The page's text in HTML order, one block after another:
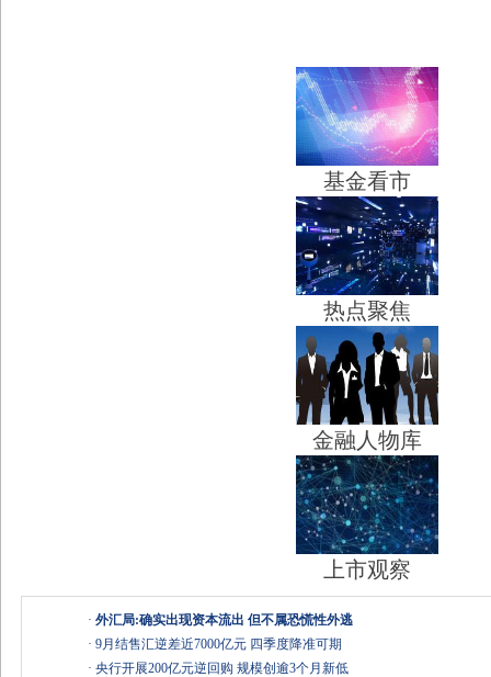
基金看市
热点聚焦
金融人物库
上市观察
· 外汇局:确实出现资本流出 但不属恐慌性外逃
· 9月结售汇逆差近7000亿元 四季度降准可期
· 央行开展200亿元逆回购 规模创逾3个月新低